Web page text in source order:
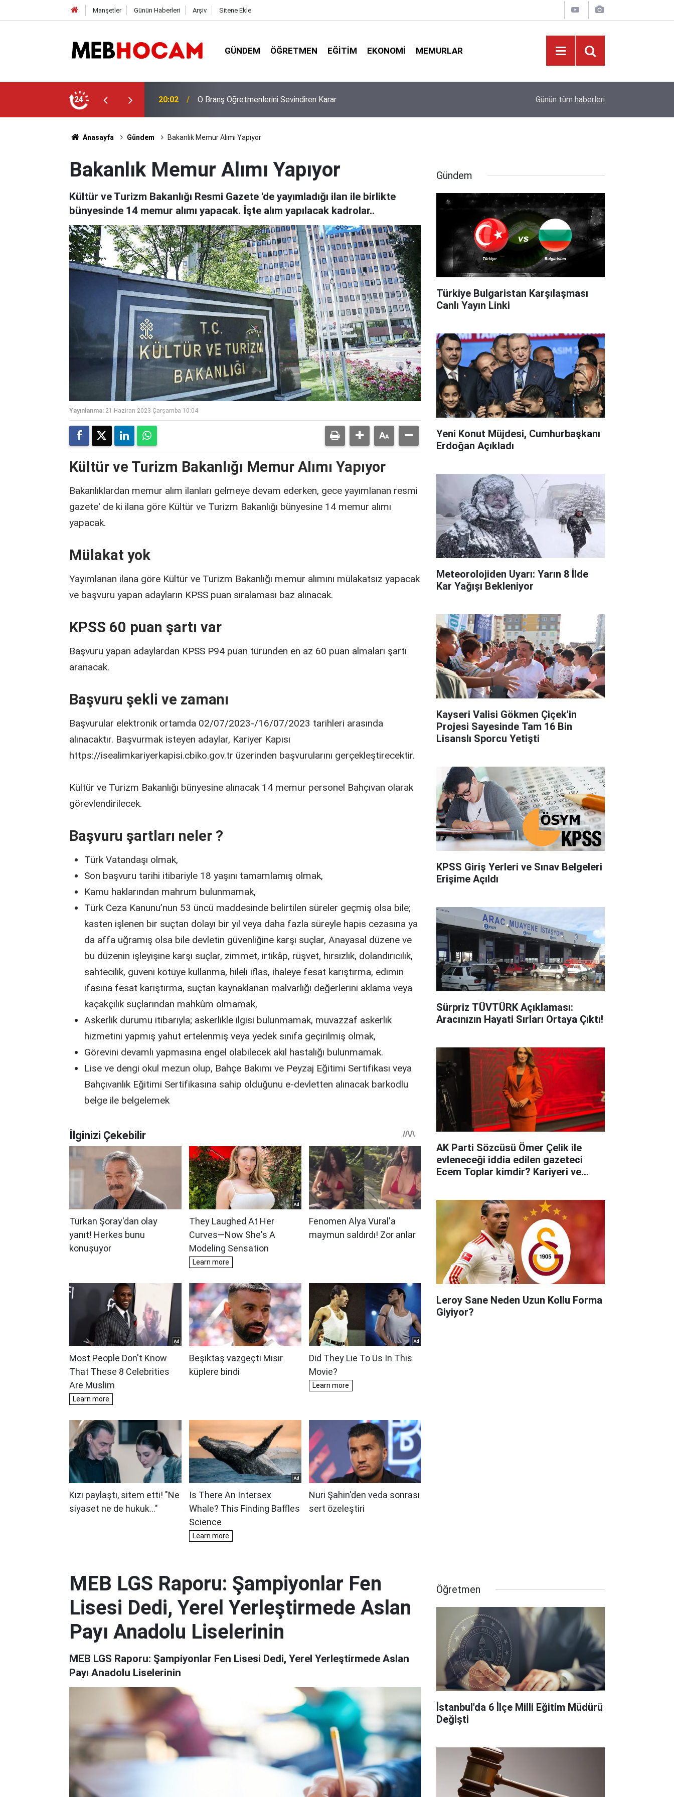
Manşetler Günün Haberleri Arşiv Sitene Ekle
GÜNDEM ÖĞRETMEN EĞITIM EKONOMI MEMURLAR
24 19:03 LGS Nakil Puanları İlk Yerleştirmeyi Aşabilir! İş İkinci Kriterlere Kaldı Okullarda Şiddetin Kökü Kazınacak: TBMM
Günün tüm haberleri
Anasayfa Gündem Bakanlık Memur Alımı Yapıyor
Bakanlık Memur Alımı Yapıyor
Kültür ve Turizm Bakanlığı Resmi Gazete 'de yayımladığı ilan ile birlikte
bünyesinde 14 memur alımı yapacak. İşte alım yapılacak kadrolar..
Yayınlanma: 21 Haziran 2023 Çarşamba 10:04
Kültür ve Turizm Bakanlığı Memur Alımı Yapıyor
Bakanlıklardan memur alım ilanları gelmeye devam ederken, gece yayımlanan resmi
gazete' de ki ilana göre Kültür ve Turizm Bakanlığı bünyesine 14 memur alımı
yapacak.
Mülakat yok
Yayımlanan ilana göre Kültür ve Turizm Bakanlığı memur alımını mülakatsız yapacak
ve başvuru yapan adayların KPSS puan sıralaması baz alınacak.
KPSS 60 puan şartı var
Başvuru yapan adaylardan KPSS P94 puan türünden en az 60 puan almaları şartı
aranacak.
Başvuru şekli ve zamanı
Başvurular elektronik ortamda 02/07/2023-/16/07/2023 tarihleri arasında
alınacaktır. Başvurmak isteyen adaylar, Kariyer Kapısı
https://isealimkariyerkapisi.cbiko.gov.tr üzerinden başvurularını gerçekleştirecektir.
Kültür ve Turizm Bakanlığı bünyesine alınacak 14 memur personel Bahçıvan olarak
görevlendirilecek.
Başvuru şartları neler ?
Türk Vatandaşı olmak,
Son başvuru tarihi itibariyle 18 yaşını tamamlamış olmak,
Kamu haklarından mahrum bulunmamak,
Türk Ceza Kanunu’nun 53 üncü maddesinde belirtilen süreler geçmiş olsa bile;
kasten işlenen bir suçtan dolayı bir yıl veya daha fazla süreyle hapis cezasına ya
da affa uğramış olsa bile devletin güvenliğine karşı suçlar, Anayasal düzene ve
bu düzenin işleyişine karşı suçlar, zimmet, irtikâp, rüşvet, hırsızlık, dolandırıcılık,
sahtecilik, güveni kötüye kullanma, hileli iflas, ihaleye fesat karıştırma, edimin
ifasına fesat karıştırma, suçtan kaynaklanan malvarlığı değerlerini aklama veya
kaçakçılık suçlarından mahkûm olmamak,
Askerlik durumu itibarıyla; askerlikle ilgisi bulunmamak, muvazzaf askerlik
hizmetini yapmış yahut ertelenmiş veya yedek sınıfa geçirilmiş olmak,
Görevini devamlı yapmasına engel olabilecek akıl hastalığı bulunmamak.
Lise ve dengi okul mezun olup, Bahçe Bakımı ve Peyzaj Eğitimi Sertifikası veya
Bahçıvanlık Eğitimi Sertifikasına sahip olduğunu e-devletten alınacak barkodlu
belge ile belgelemek
Gündem
Türkiye Bulgaristan Karşılaşması
Canlı Yayın Linki
Yeni Konut Müjdesi, Cumhurbaşkanı
Erdoğan Açıkladı
Meteorolojiden Uyarı: Yarın 8 İlde
Kar Yağışı Bekleniyor
Kayseri Valisi Gökmen Çiçek'in
Projesi Sayesinde Tam 16 Bin
Lisanslı Sporcu Yetişti
KPSS Giriş Yerleri ve Sınav Belgeleri
Erişime Açıldı
Sürpriz TÜVTÜRK Açıklaması:
Aracınızın Hayati Sırları Ortaya Çıktı!
AK Parti Sözcüsü Ömer Çelik ile
evleneceği iddia edilen gazeteci
Ecem Toplar kimdir? Kariyeri ve
Leroy Sane Neden Uzun Kollu Forma
Giyiyor?
MEB LGS Raporu: Şampiyonlar Fen
Lisesi Dedi, Yerel Yerleştirmede Aslan
Payı Anadolu Liselerinin
MEB LGS Raporu: Şampiyonlar Fen Lisesi Dedi, Yerel Yerleştirmede Aslan
Payı Anadolu Liselerinin
Öğretmen
İstanbul'da 6 İlçe Milli Eğitim Müdürü
Değişti